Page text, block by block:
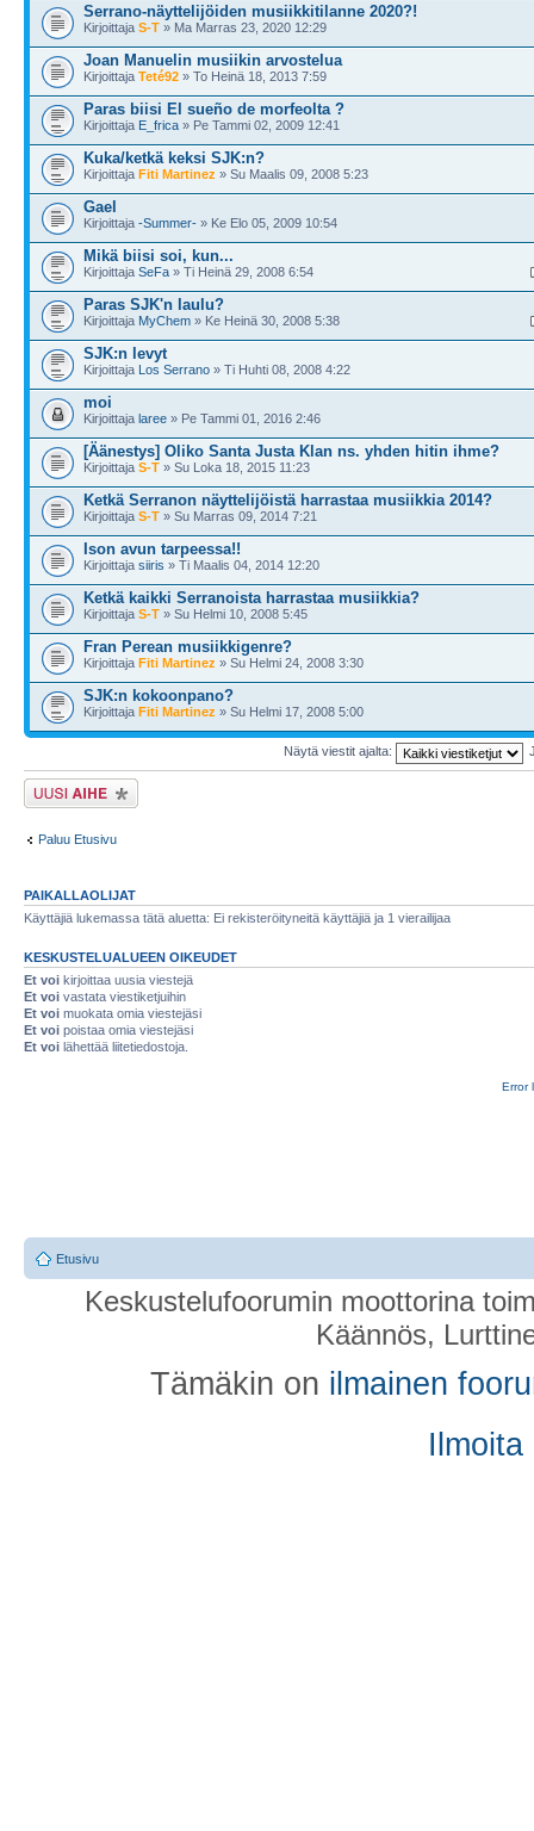
Serrano-näyttelijöiden musiikkitilanne 2020?!
Kirjoittaja S-T » Ma Marras 23, 2020 12:29
Joan Manuelin musiikin arvostelua
Kirjoittaja Teté92 » To Heinä 18, 2013 7:59
Paras biisi El sueño de morfeolta ?
Kirjoittaja E_frica » Pe Tammi 02, 2009 12:41
Kuka/ketkä keksi SJK:n?
Kirjoittaja Fiti Martinez » Su Maalis 09, 2008 5:23
Gael
Kirjoittaja -Summer- » Ke Elo 05, 2009 10:54
Mikä biisi soi, kun...
Kirjoittaja SeFa » Ti Heinä 29, 2008 6:54
Paras SJK'n laulu?
Kirjoittaja MyChem » Ke Heinä 30, 2008 5:38
SJK:n levyt
Kirjoittaja Los Serrano » Ti Huhti 08, 2008 4:22
moi
Kirjoittaja laree » Pe Tammi 01, 2016 2:46
[Äänestys] Oliko Santa Justa Klan ns. yhden hitin ihme?
Kirjoittaja S-T » Su Loka 18, 2015 11:23
Ketkä Serranon näyttelijöistä harrastaa musiikkia 2014?
Kirjoittaja S-T » Su Marras 09, 2014 7:21
Ison avun tarpeessa!!
Kirjoittaja siiris » Ti Maalis 04, 2014 12:20
Ketkä kaikki Serranoista harrastaa musiikkia?
Kirjoittaja S-T » Su Helmi 10, 2008 5:45
Fran Perean musiikkigenre?
Kirjoittaja Fiti Martinez » Su Helmi 24, 2008 3:30
SJK:n kokoonpano?
Kirjoittaja Fiti Martinez » Su Helmi 17, 2008 5:00
Näytä viestit ajalta:
Lähetä uusi viesti
Paluu Etusivu
PAIKALLAOLIJAT
Käyttäjiä lukemassa tätä aluetta: Ei rekisteröityneitä käyttäjiä ja 1 vierailijaa
KESKUSTELUALUEEN OIKEUDET
Et voi kirjoittaa uusia viestejä
Et voi vastata viestiketjuihin
Et voi muokata omia viestejäsi
Et voi poistaa omia viestejäsi
Et voi lähettää liitetiedostoja.
Error
Etusivu
Keskustelufoorumin moottorina
Käännös,
Tämäkin on ilmainen